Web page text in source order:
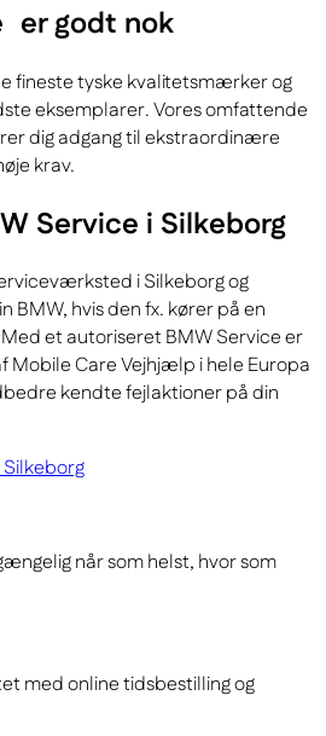
er godt nok
fineste tyske kvalitetsmærker og
eksemplarer. Vores omfattende
dig adgang til ekstraordinære
krav.
Service i Silkeborg
i Silkeborg og
BMW, hvis den fx. kører på en
et autoriseret BMW Service er
Care Vejhjælp i hele Europa
kendte fejlaktioner på din
når som helst, hvor som
med online tidsbestilling og